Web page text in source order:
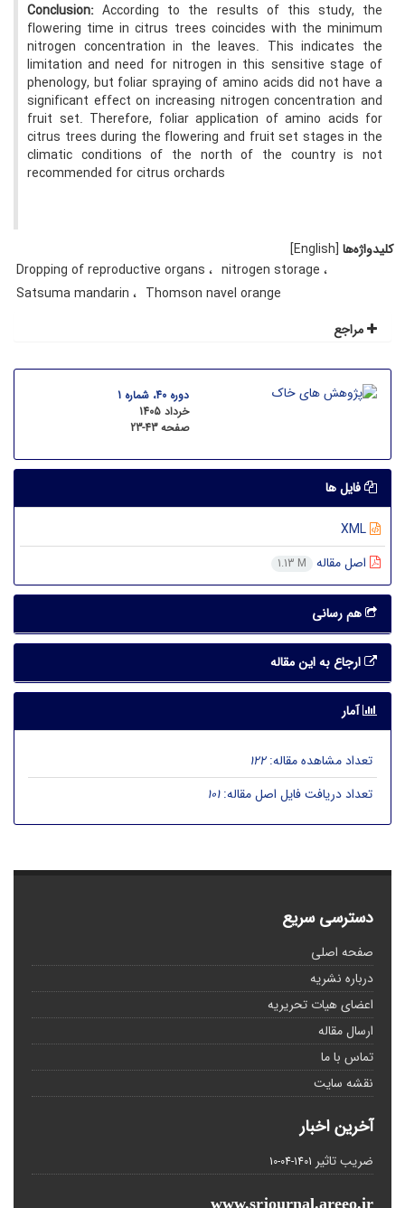
Conclusion: According to the results of this study, the
flowering time in citrus trees coincides with the minimum
nitrogen concentration in the leaves. This indicates the
limitation and need for nitrogen in this sensitive stage of
phenology, but foliar spraying of amino acids did not have a
significant effect on increasing nitrogen concentration and
fruit set. Therefore, foliar application of amino acids for
citrus trees during the flowering and fruit set stages in the
climatic conditions of the north of the country is not
recommended for citrus orchards
کلیدواژه‌ها [English]
Dropping of reproductive organs
nitrogen storage
Satsuma mandarin
Thomson navel orange
مراجع
دوره 40، شماره 1
خرداد 1405
صفحه23-43
فایل ها
اصل مقاله
1.13 M
هم رسانی
ارجاع به این مقاله
آمار
تعداد مشاهده مقاله:122
تعداد دریافت فایل اصل مقاله:101
دسترسی سریع
صفحه اصلی
درباره نشریه
اعضای هیات تحریریه
ارسال مقاله
تماس با ما
نقشه سایت
آخرین اخبار
ضریب تاثیر 1401-04-10
www.srjournal.areeo.ir